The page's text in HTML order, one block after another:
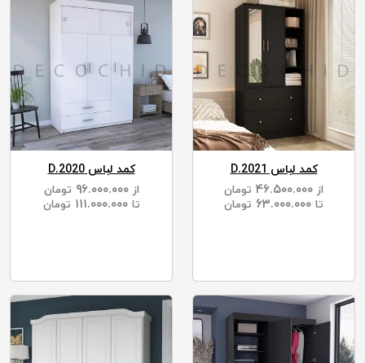
کمد لباس D.2020
از ۹۶.۰۰۰.۰۰۰
تومان
تا ۱۱۱.۰۰۰.۰۰۰ تومان
کمد لباس D.2021
از
تومان
تا
تومان